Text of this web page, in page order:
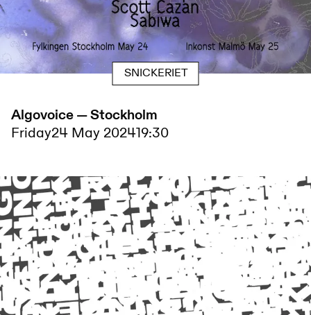
SNICKERIET
Algovoice — Stockholm
Friday24 May 202419:30